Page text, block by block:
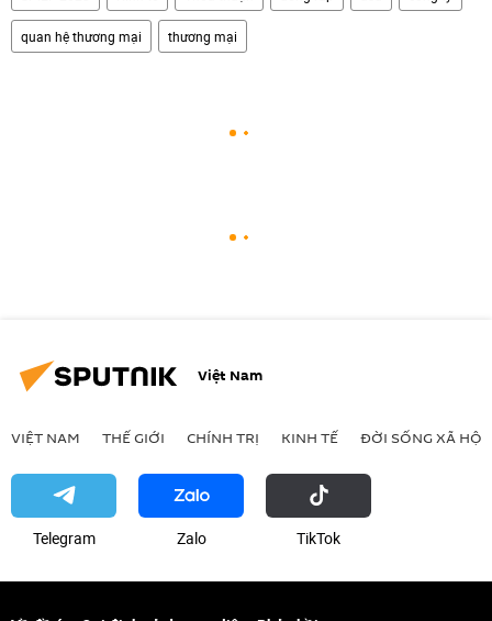
quan hệ thương mại thương mại
Việt Nam
VIỆT NAM THẾ GIỚI CHÍNH TRỊ KINH TẾ ĐỜI SỐNG XÃ HỘI
Telegram Zalo ТikТоk